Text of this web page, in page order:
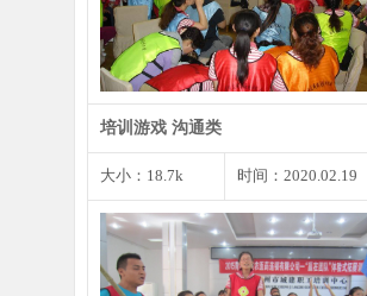
培训游戏 沟通类
大小：18.7k 时间：2020.02.19
1、将预先准备好的婚礼请柬发给
大家，确保每个角色都有…